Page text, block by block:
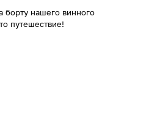
борту нашего винного
путешествие!